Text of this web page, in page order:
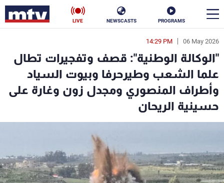
PROGRAMS
NEWSCASTS
LIVE
06 May 2026
14:29 PM
"الوكالة الوطنية": قصف وتفجيرات تطال
علما الشعب وطيرحرفا وبيوت السياد
وأطراف المنصوري ومجدل زون وغارة على
حسينية الريحان
en
الأخبار
سياسة ناس
إقتصاد
رياضة
كأس العالم